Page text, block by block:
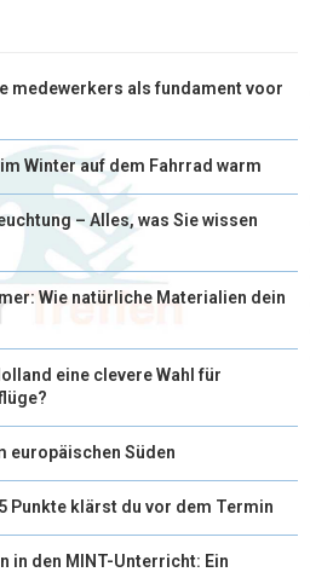
S N
medewerkers als fundament voor
Winter auf dem Fahrrad warm
– Alles, was Sie wissen
Wie natürliche Materialien dein
eine clevere Wahl für
europäischen Süden
Punkte klärst du vor dem Termin
in den MINT-Unterricht: Ein